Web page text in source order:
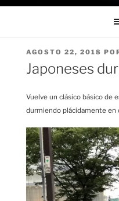
PUBLICADO
EL
AGOSTO 22, 2018
Japoneses
Vuelve un clásico básico de
durmiendo plácidamente en